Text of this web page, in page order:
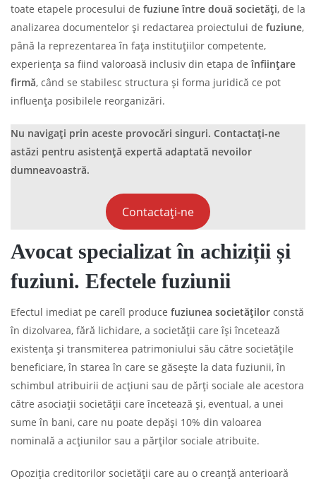
toate etapele procesului de fuziune între două societăți, de la
analizarea documentelor și redactarea proiectului de fuziune,
până la reprezentarea în fața instituțiilor competente,
experiența sa fiind valoroasă inclusiv din etapa deînființare
firmă, când se stabilesc structura și forma juridică ce pot
influența posibilele reorganizări.
Nu navigați prin aceste provocări singuri. Contactați-ne
astăzi pentru asistență expertă adaptată nevoilor
dumneavoastră.
Contactați-ne
Avocat specializat în achiziții și
fuziuni. Efectele fuziunii
Efectul imediat pe careîl produce fuziunea societăților constă
în dizolvarea, fără lichidare, a societăţii care îşi încetează
existenţa şi transmiterea patrimoniului său către societăţile
beneficiare, în starea în care se găseşte la data fuziunii, în
schimbul atribuirii de acţiuni sau de părţi sociale ale acestora
către asociaţii societăţii care încetează şi, eventual, a unei
sume în bani, care nu poate depăşi 10% din valoarea
nominală a acţiunilor sau a părţilor sociale atribuite.
Opoziția creditorilor societății care au o creanță anterioară